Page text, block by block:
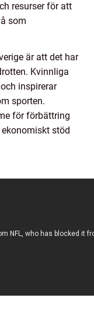
resurser för att
som
är att det har
Kvinnliga
inspirerar
sporten.
för förbättring
stöd